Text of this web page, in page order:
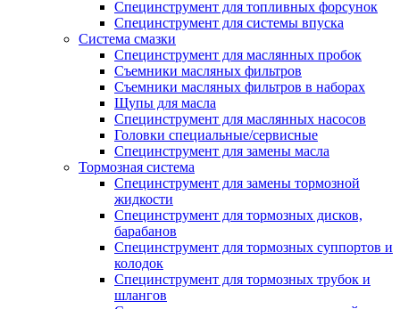
Специнструмент для топливных форсунок
Специнструмент для системы впуска
Система смазки
Специнструмент для маслянных пробок
Съемники масляных фильтров
Съемники масляных фильтров в наборах
Щупы для масла
Специнструмент для маслянных насосов
Головки специальные/сервисные
Специнструмент для замены масла
Тормозная система
Специнструмент для замены тормозной
жидкости
Специнструмент для тормозных дисков,
барабанов
Специнструмент для тормозных суппортов и
колодок
Специнструмент для тормозных трубок и
шлангов